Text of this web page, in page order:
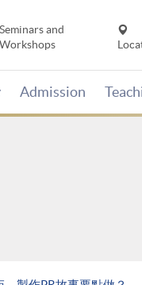
Seminars and
Workshops
Admission